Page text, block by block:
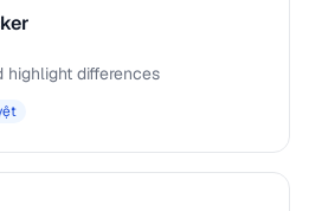
highlight differences